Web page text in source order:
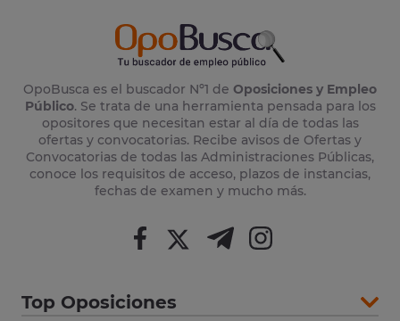
OpoBusca es el buscador Nº1 de Oposiciones y Empleo
Público. Se trata de una herramienta pensada para los
opositores que necesitan estar al día de todas las
ofertas y convocatorias. Recibe avisos de Ofertas y
Convocatorias de todas las Administraciones Públicas,
conoce los requisitos de acceso, plazos de instancias,
fechas de examen y mucho más.
Top Oposiciones